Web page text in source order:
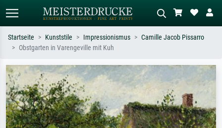
Suchen Sie nach Künstlern, Werktiteln
oder Stilen – z.B. Monet,
Sternennacht, Impressionismus, Welle
Hokusai, Akt.
Beschreiben Sie die Szene – z.B. Grüne
Wiese, Abstrakt mit viel Rot, Dunkles
Ölgemälde, Stehender Akt neben einem
Baum.
Startseite Kunststile Impressionismus
Camille Jacob Pissarro
Obstgarten in Varengeville mit Kuh